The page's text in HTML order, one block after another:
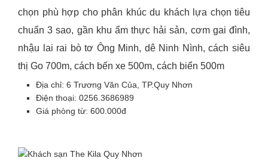
chọn phù hợp cho phân khúc du khách lựa chọn tiêu
chuẩn 3 sao, gần khu ẩm thực hải sản, cơm gai đình,
nhậu lai rai bò tơ Ông Minh, dê Ninh Nình, cách siêu
thị Go 700m, cách bến xe 500m, cách biển 500m
Địa chỉ: 6 Trương Văn Của, TP.Quy Nhơn
Điện thoại: 0256.3686989
Giá phòng từ: 600.000đ